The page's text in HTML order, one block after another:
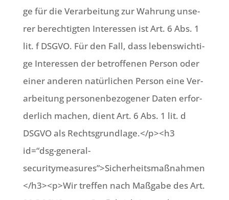
ge für die Ver­ar­bei­tung zur Wah­rung unse­
rer berech­tig­ten Inter­es­sen ist Art. 6 Abs. 1
lit. f DSGVO. Für den Fall, dass lebens­wich­ti­
ge Inter­es­sen der betrof­fe­nen Per­son oder
einer ande­ren natür­li­chen Per­son eine Ver­
ar­bei­tung per­so­nen­be­zo­ge­ner Daten erfor­
der­lich machen, dient Art. 6 Abs. 1 lit. d
DSGVO als Rechtsgrundlage.</p><h3
id=“dsg-general-
securitymeasures”>Sicherheitsmaßnahmen
</h3><p>Wir tref­fen nach Maß­ga­be des Art.